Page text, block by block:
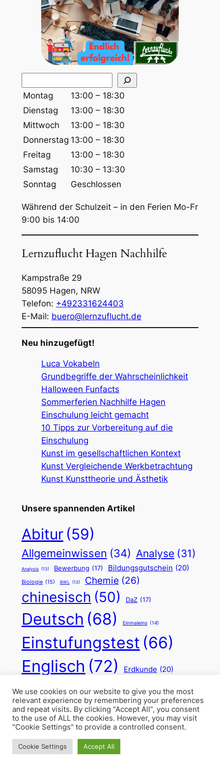
u
c
e
n
Montag
13:00 – 18:30
Dienstag
13:00 – 18:30
Mittwoch
13:00 – 18:30
Donnerstag 13:00 – 18:30
Freitag
13:00 – 18:30
Samstag
10:30 – 13:30
Sonntag
Geschlossen
Während der Schulzeit – in den Ferien Mo-Fr
9:00 bis 14:00
Lernzuflucht Hagen Nachhilfe
Kampstraße 29
58095Hagen, NRW
Telefon: +492331624403
E-Mail: buero@lernzuflucht.de
Neu hinzugefügt!
Luca Vokabeln
Grundbegriffe der Wahrscheinlichkeit
Halloween Funfacts
Sommerferien Nachhilfe Hagen
Einschulung leicht gemacht
10 Tipps zur Vorbereitung auf die
Einschulung
Kunst im gesellschaftlichen Kontext
Kunst Vergleichende Werkbetrachtung
Kunst Kunsttheorie und Ästhetik
Unsere spannenden Artikel
Abitur (59)
Allgemeinwissen (34) Analyse (31)
Analysis (13) Bewerbung (17) Bildungsgutschein (20)
Biologie (15) BWL (13) Chemie (26)
chinesisch (50) DaZ (17)
Deutsch (68) Einmaleins (14)
Einstufungstest (66)
Englisch (72) Erdkunde (20)
Feiertag (15) Französisch(44) Frühling (14)
Grammatik (31) Grundschule (15)
Hagen(39) Information (22)
Italienisch (22) Latein
We use cookies on our website to give you the most
relevant experience by remembering your preferences
and repeat visits. By clicking “Accept All”, you consent
to the use of ALL the cookies. However, you may visit
"Cookie Settings" to provide a controlled consent.
Cookie Settings Accept All